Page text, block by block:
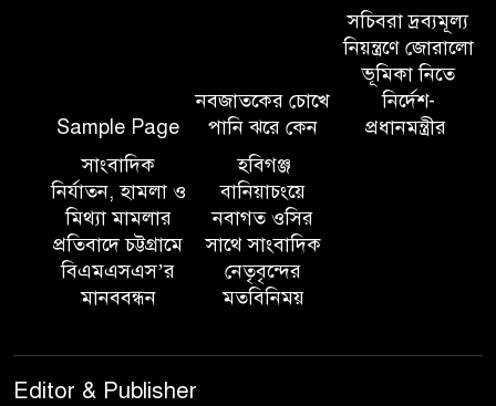
কমিশনার জুলাই স্মৃতিস্তম্ভে পুষ্পস্তবক
অর্পণ ও জুলাই গণঅভ্যুত্থানের
১০ লাখ টাকার চেক ডিজঅনার
মামলায় এক বছরের সাজা
‘সমন্বিত উদ্যোগেই গড়ে উঠবে
আধুনিক সিলেট’ – বাণিজ্যমন্ত্রী
আয়োজন ‘শ্রাবনের মেঘগুলো’
Sample Page
নবজাতকের চোখে
পানি ঝরে কেন
সচিবরা দ্রব্যমূল্য
নিয়ন্ত্রণে জোরালো
ভূমিকা নিতে
নির্দেশ-
প্রধানমন্ত্রীর
সাংবাদিক
নির্যাতন, হামলা ও
মিথ্যা মামলার
প্রতিবাদে চট্টগ্রামে
বিএমএসএস’র
মানববন্ধন
হবিগঞ্জ
বানিয়াচংয়ে
নবাগত ওসির
সাথে সাংবাদিক
নেতৃবৃন্দের
মতবিনিময়
Editor & Publisher